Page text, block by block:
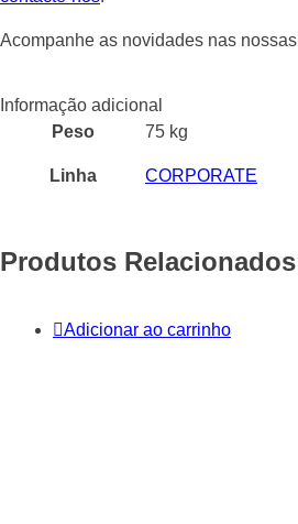
Acompanhe as novidades nas nossas
Informação adicional
Peso
75 kg
Linha CORPORATE
Produtos Relacionados
Adicionar ao carrinho